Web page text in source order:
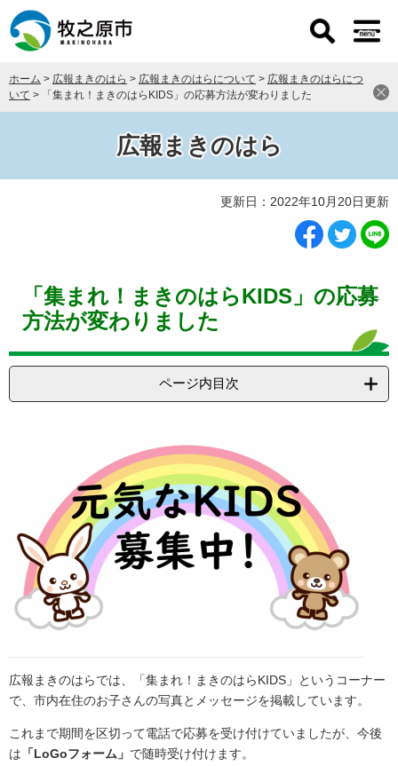
ー
先
頭
ニ
を
飛
本
ホーム > 広報まきのはら > 広報まきのはらについて > 広報まきのはらにつ
いて > 「集まれ！まきのはらKIDS」の応募方法が変わりました
広報まきのはら
更新日：2022年10月20日更新
「集まれ！まきのはらKIDS」の応募
方法が変わりました
ページ内目次
広報まきのはらでは、「集まれ！まきのはらKIDS」というコーナー
で、市内在住のお子さんの写真とメッセージを掲載しています。
これまで期間を区切って電話で応募を受け付けていましたが、今後
は 「LoGoフォーム」 で随時受け付けます。